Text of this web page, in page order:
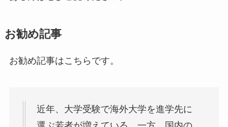
お勧め記事
お勧め記事はこちらです。
近年、大学受験で海外大学を進学先に